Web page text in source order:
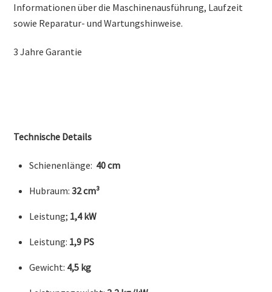
Informationen über die Maschinenausführung, Laufzeit
sowie Reparatur- und Wartungshinweise.
3 Jahre Garantie
Technische Details
Schienenlänge: 40 cm
Hubraum: 32 cm³
Leistung; 1,4 kW
Leistung: 1,9 PS
Gewicht: 4,5 kg